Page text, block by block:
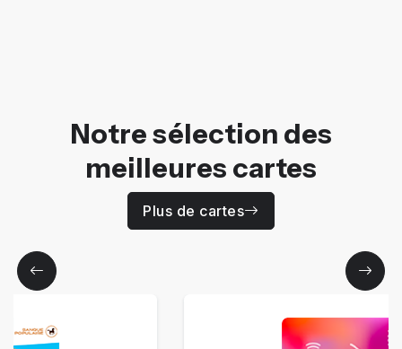
Notre sélection des
meilleures cartes
Plus de cartes